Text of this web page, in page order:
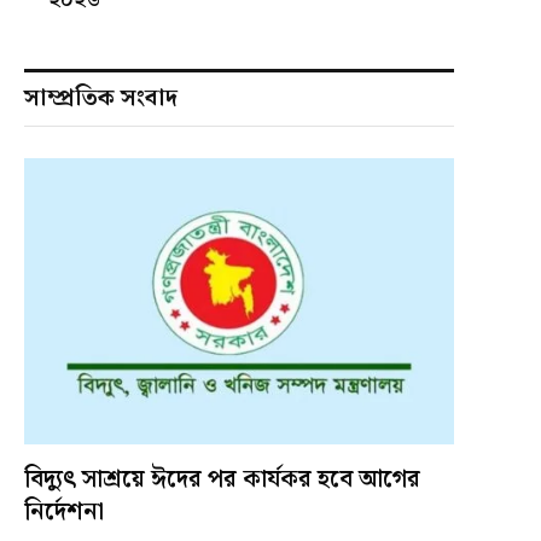
সাম্প্রতিক সংবাদ
বিদ্যুৎ সাশ্রয়ে ঈদের পর কার্যকর হবে আগের
নির্দেশনা